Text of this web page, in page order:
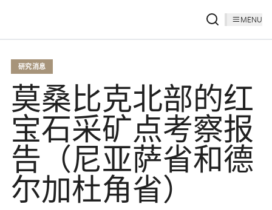
MENU
研究消息
莫桑比克北部的红
宝石采矿点考察报
告（尼亚萨省和德
尔加杜角省）